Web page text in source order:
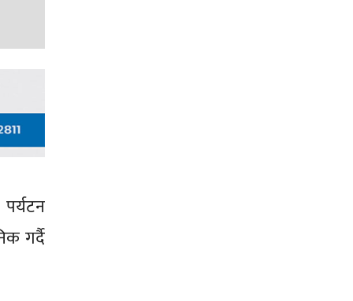
गर्दै